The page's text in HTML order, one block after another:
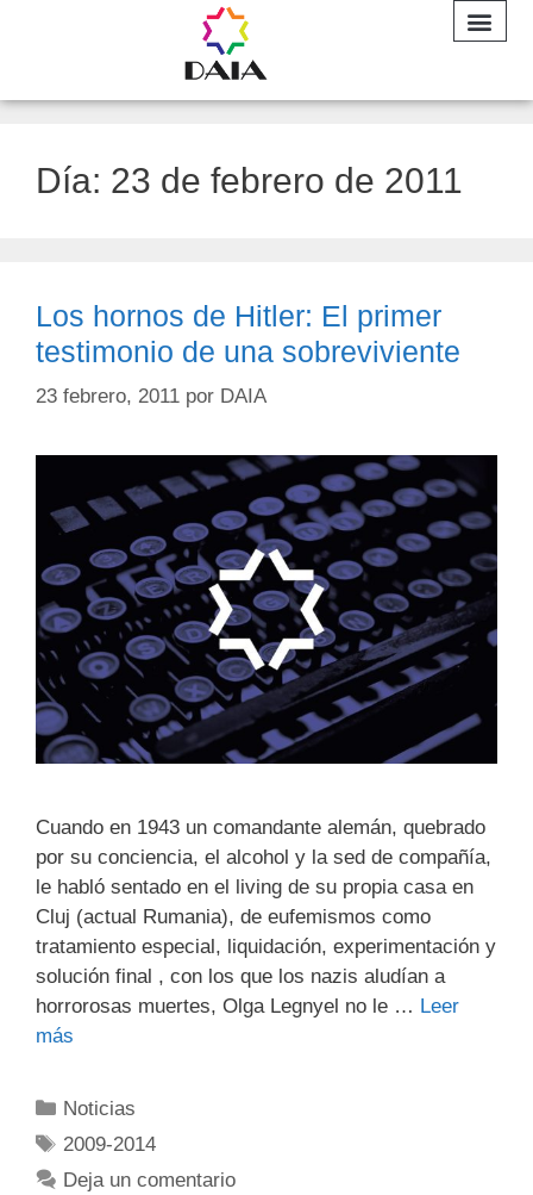
Día: 23 de febrero de 2011
Los hornos de Hitler: El primer
testimonio de una sobreviviente
23 febrero, 2011 por DAIA
Cuando en 1943 un comandante alemán, quebrado
por su conciencia, el alcohol y la sed de compañía,
le habló sentado en el living de su propia casa en
Cluj (actual Rumania), de eufemismos como
tratamiento especial, liquidación, experimentación y
solución final , con los que los nazis aludían a
horrorosas muertes, Olga Legnyel no le … Leer
más
Noticias
2009-2014
Deja un comentario